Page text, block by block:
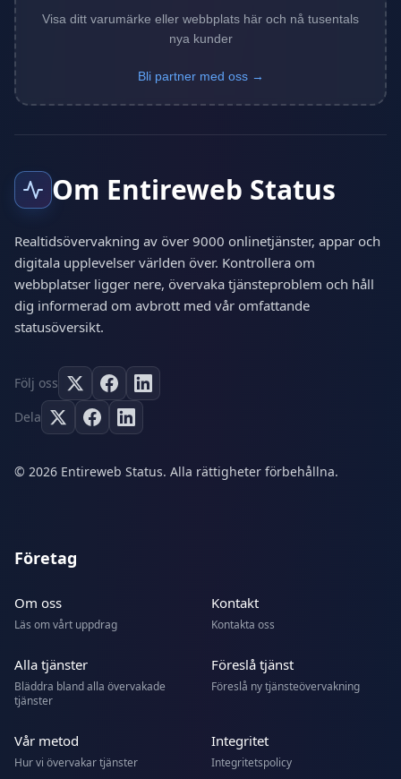
Visa ditt varumärke eller webbplats här och nå tusentals
nya kunder
Bli partner med oss →
Om Entireweb Status
Realtidsövervakning av över 9000 onlinetjänster, appar och
digitala upplevelser världen över. Kontrollera om
webbplatser ligger nere, övervaka tjänsteproblem och håll
dig informerad om avbrott med vår omfattande
statusöversikt.
Följ oss
Dela
© 2026 Entireweb Status. Alla rättigheter förbehållna.
Företag
Om oss
Läs om vårt uppdrag
Kontakt
Kontakta oss
Alla tjänster
Bläddra bland alla övervakade
tjänster
Föreslå tjänst
Föreslå ny tjänsteövervakning
Vår metod
Hur vi övervakar tjänster
Integritet
Integritetspolicy